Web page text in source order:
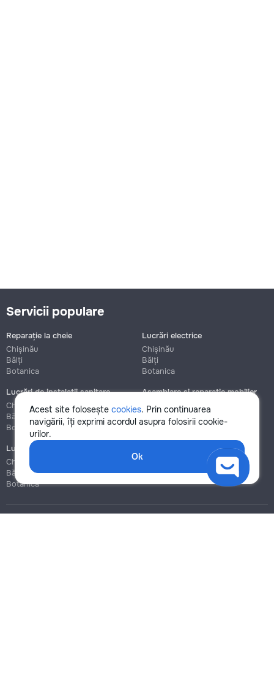
Acest site folosește cookies. Prin continuarea
navigării, îți exprimi acordul asupra folosirii cookie-
urilor.
Ok
Servicii populare
Reparație la cheie
Chișinău
Bălți
Botanica
Lucrări electrice
Chișinău
Bălți
Botanica
Lucrări de instalații sanitare
Chișinău
Bălți
Botanica
Asamblare și reparație mobilier
Chișinău
Botanica
Lucrări de construcție și instalare
Chișinău
Bălți
Botanica